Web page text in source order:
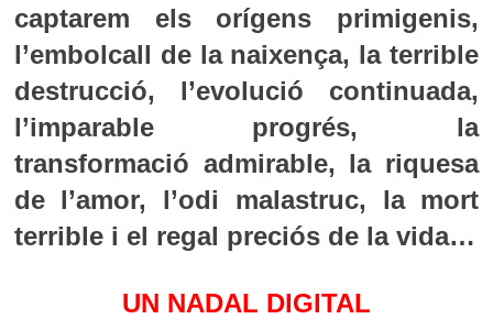
captarem els orígens primigenis,
l’embolcall de la naixença, la terrible
destrucció, l’evolució continuada,
l’imparable progrés, la
transformació admirable, la riquesa
de l’amor, l’odi malastruc, la mort
terrible i el regal preciós de la vida…
UN NADAL DIGITAL